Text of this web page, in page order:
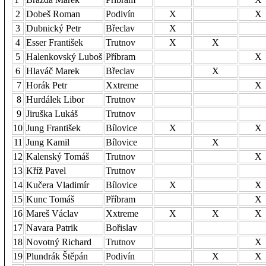
2
Dobeš Roman Podivín X
X
3 Dubnický Petr Břeclav
X
4 Esser František Trutnov X
X
5 Halenkovský Luboš Příbram
X
6 Hlaváč Marek Břeclav
X
7 Horák Petr Xxtreme
X
8 Hurdálek Libor Trutnov
9 Jiruška Lukáš Trutnov
10 Jung František Bílovice X
X
11 Jung Kamil Bílovice
X
12 Kalenský Tomáš Trutnov
X
13 Kříž Pavel Trutnov
14 Kučera Vladimír Bílovice X
X
15 Kunc Tomáš Příbram
X
16 Mareš Václav Xxtreme X X X
17 Navara Patrik Bořislav
18 Novotný Richard Trutnov
X
19 Plundrák Štěpán Podivín X
X